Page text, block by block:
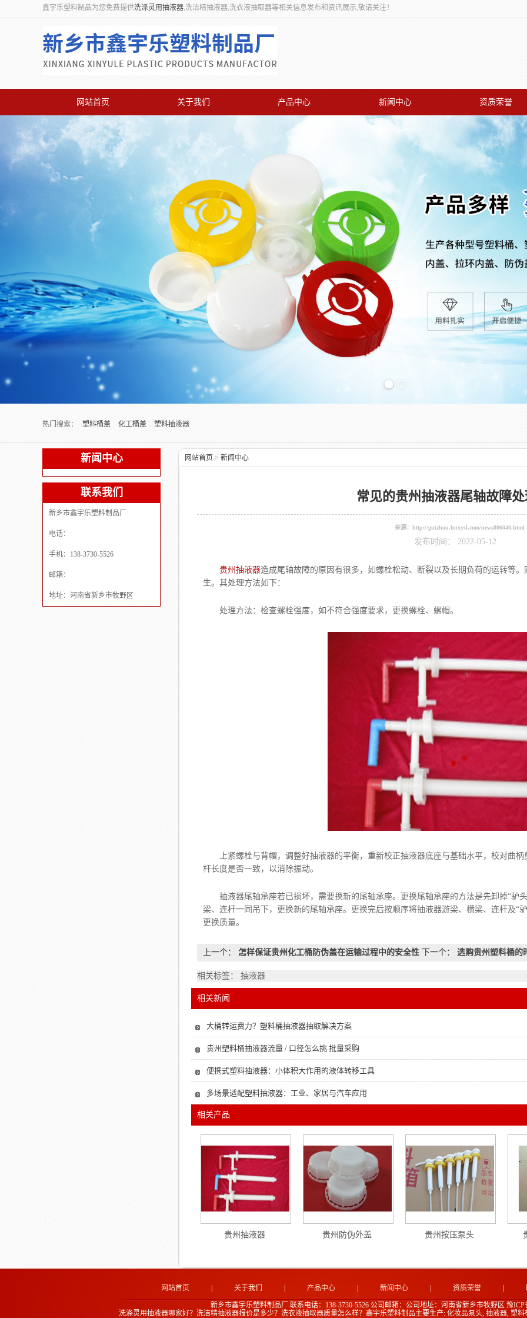
鑫宇乐塑料制品为您免费提供洗涤灵用抽液器,洗洁精抽液器,洗衣液抽取器等相关信息发布和资讯展示,敬请关注！
网站首页 关于我们 产品中心 新闻中心 资质荣誉
热门搜索：
塑料桶盖 化工桶盖 塑料抽液器
新闻中心
联系我们
新乡市鑫宇乐塑料制品厂
电话：
手机：138-3730-5526
邮箱：
地址：河南省新乡市牧野区
网站首页 > 新闻中心
常见的贵州抽液器尾轴故障
来源： http://guizhou.hnxysl.com/news806040.html
发布时间： 2022-05-12
贵州抽液器造成尾轴故障的原因有很多，如螺栓松动、断裂以及长期负荷的运转等。
生。其处理方法如下：
处理方法：检查螺栓强度，如不符合强度要求，更换螺栓、螺帽。
上紧螺栓与背帽，调整好抽液器的平衡，重新校正抽液器底座与基础水平，校对曲柄
杆长度是否一致，以消除振动。
抽液器尾轴承座若已损坏，需要换新的尾轴承座。更换尾轴承座的方法是先卸掉“驴
梁、连杆一同吊下，更换新的尾轴承座。更换完后按顺序将抽液器游梁、横梁、连杆及“
更换质量。
上一个： 怎样保证贵州化工桶防伪盖在运输过程中的安全性 下一个： 选购贵州塑料桶的
相关标签： 抽液器
相关新闻
大桶转运费力？塑料桶抽液器抽取解决方案
贵州塑料桶抽液器流量 / 口径怎么挑 批量采购
便携式塑料抽液器：小体积大作用的液体转移工具
多场景适配塑料抽液器：工业、家居与汽车应用
相关产品
贵州抽液器 贵州防伪外盖 贵州按压泵头
网站首页 关于我们 产品中心 新闻中心 资质荣誉
新乡市鑫宇乐塑料制品厂 联系电话：138-3730-5526 公司邮箱： 公司地址：河南省新乡市牧野区 豫ICP
洗涤灵用抽液器哪家好？洗洁精抽液器报价是多少？洗衣液抽取器质量怎么样？鑫宇乐塑料制品主要生产: 化妆品泵头, 抽液器, 塑